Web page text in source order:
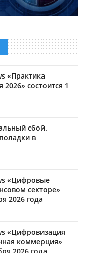
«Практика
состоится 1
сбой.
в
«Цифровые
секторе»
2026 года
«Цифровизация
коммерция»